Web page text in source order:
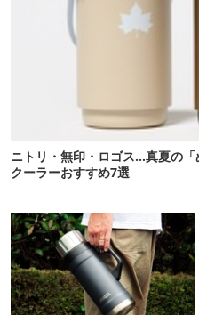
ニトリ・無印・ロゴス…真夏の
クーラーおすすめ7選